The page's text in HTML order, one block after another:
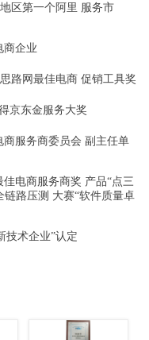
区第一个阿里 服务市
商企业
路网最佳电商 促销工具奖
京东金服务大奖
商服务商委员会 副主任单
佳电商服务商奖 产品“点三
链路压测 大赛“软件质量卓
技术企业”认定